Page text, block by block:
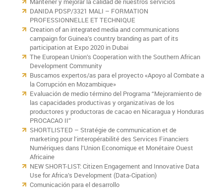
DANIDA PDSP/3321 MALI – FORMATION
PROFESSIONNELLE ET TECHNIQUE
Creation of an integrated media and communications
campaign for Guinea’s country branding as part of its
participation at Expo 2020 in Dubai
The European Union’s Cooperation with the Southern African
Development Community
Buscamos expertos/as para el proyecto «Apoyo al Combate a
la Corrupción en Mozambique»
Evaluación de medio término del Programa “Mejoramiento de
las capacidades productivas y organizativas de los
productores y productoras de cacao en Nicaragua y Honduras
PROCACAO II”
SHORTLISTED – Stratégie de communication et de
marketing pour l’interopérabilité des Services Financiers
Numériques dans l’Union Economique et Monétaire Ouest
Africaine
NEW SHORT-LIST: Citizen Engagement and Innovative Data
Use for Africa’s Development (Data-Cipation)
Comunicación para el desarrollo